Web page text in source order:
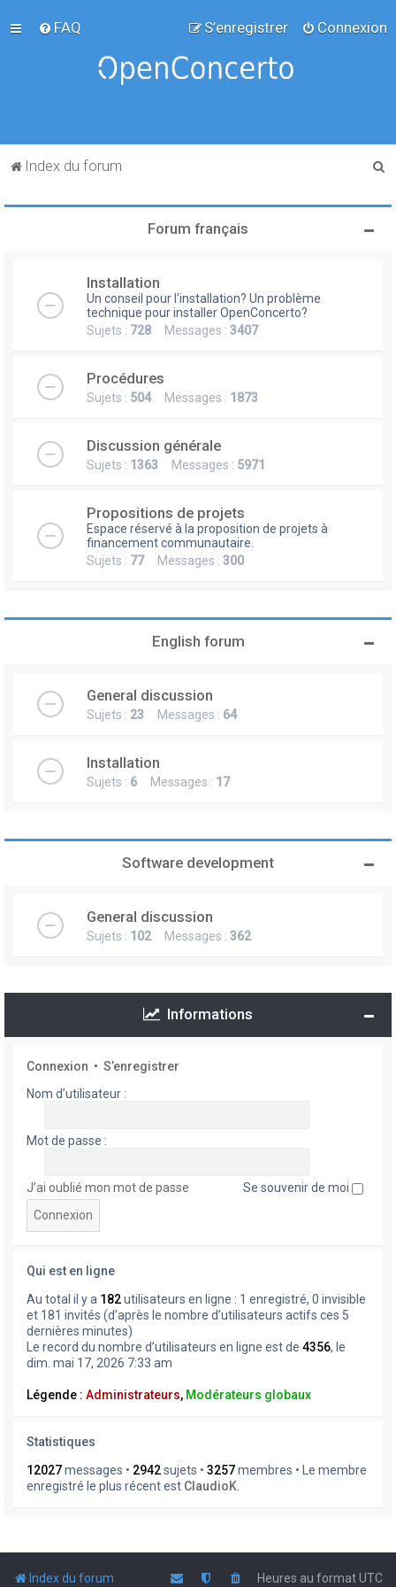
FAQ Connexion
S’enregistrer
Index du forum
Forum français
Installation
Un conseil pour l'installation? Un problème
technique pour installer OpenConcerto?
Sujets : 728 Messages : 3407
Procédures
Sujets : 504Messages : 1873
Discussion générale
Sujets : 1363 Messages : 5971
Propositions de projets
Espace réservé à la proposition de projets à
financement communautaire.
Sujets : 77Messages : 300
English forum
General discussion
Sujets : 23 Messages : 64
Installation
Sujets : 6 Messages : 17
Software development
General discussion
Sujets : 102Messages : 362
Informations
Connexion • S’enregistrer
Nom d’utilisateur :
Mot de passe :
J’ai oublié mon mot de passe Se souvenir de moi
Qui est en ligne
Au total il y a 182utilisateurs en ligne : 1 enregistré, 0 invisible
et 181 invités (d’après le nombre d’utilisateurs actifs ces 5
dernières minutes)
Le record du nombre d’utilisateurs en ligne est de 4356, le
dim. mai 17, 2026 7:33 am
Légende : Administrateurs, Modérateurs globaux
Statistiques
12027messages • 2942sujets • 3257membres • Le membre
enregistré le plus récent est ClaudioK
Index du forum Heures au formatUTC